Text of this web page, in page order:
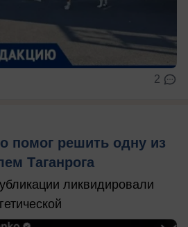
2
помог решить одну из
Таганрога
ликвидировали